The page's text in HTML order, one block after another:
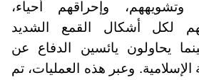
وتشويههم، وإحراقهم أحياء،
لكل أشكال القمع الشديد
يحاولون يائسين الدفاع عن
الإسلامية. وعبر هذه العمليات، تم